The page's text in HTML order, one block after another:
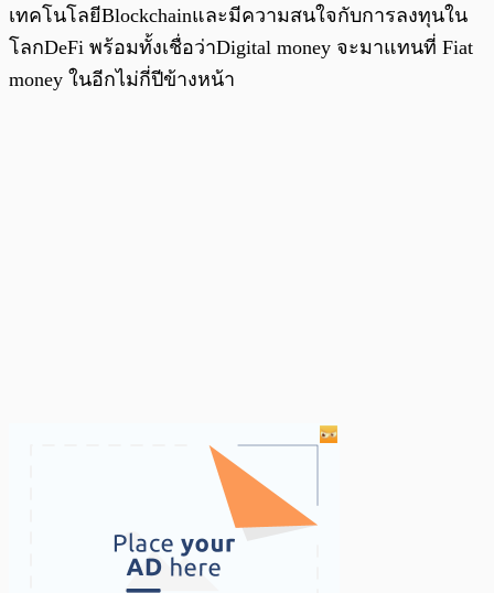
เทคโนโลยีBlockchainและมีความสนใจกับการลงทุนใน
โลกDeFi พร้อมทั้งเชื่อว่าDigital money จะมาแทนที่ Fiat
money ในอีกไม่กี่ปีข้างหน้า